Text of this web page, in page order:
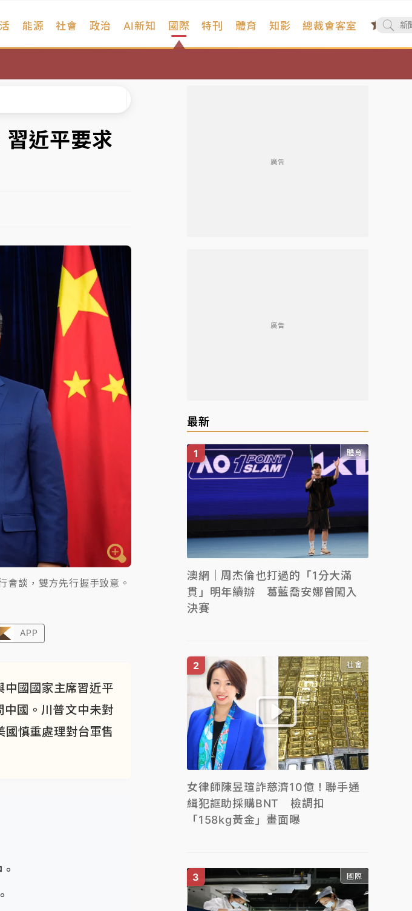
能源 社會 政治 AI新知 國際 特刊 體育 知影 總裁會客室
7時
近平要求
談，雙方先行握手致意。
APP
中國國家主席習近平
國。川普文中未對
慎重處理對台軍售
廣告
廣告
最新
體育
澳網｜周杰倫也打過的「1分大滿
貫」明年續辦 葛藍喬安娜曾闖入
決賽
社會
女律師陳昱瑄詐慈濟10億！聯手通
緝犯誆助採購BNT 檢調扣
「158kg黃金」畫面曝
國際